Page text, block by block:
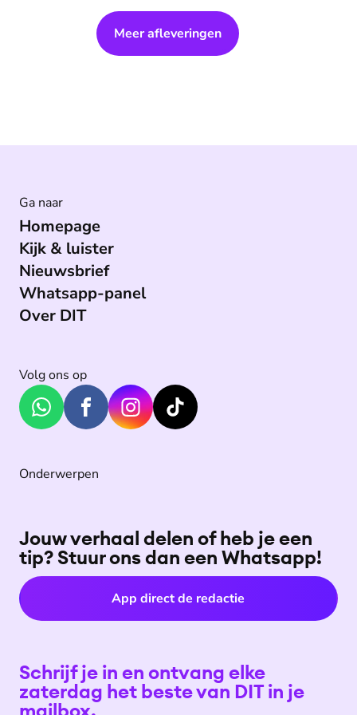
Presentator Jan-Willem Wesselink gaat daarover
in gesprek met:
* Esther Aarts, hersenonderzoekers
* Lieve Wijman, onderzoeker
Meer afleveringen
Ga naar
Homepage
Kijk & luister
Nieuwsbrief
Whatsapp-panel
Over DIT
Volg ons op
Onderwerpen
Jouw verhaal delen of heb je een
tip? Stuur ons dan een Whatsapp!
App direct de redactie
Schrijf je in en ontvang elke
zaterdag het beste van DIT in je